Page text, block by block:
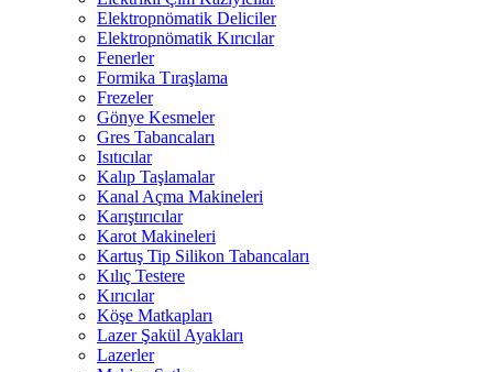
Elektropnömatik Deliciler
Elektropnömatik Kırıcılar
Fenerler
Formika Tıraşlama
Frezeler
Gönye Kesmeler
Gres Tabancaları
Isıtıcılar
Kalıp Taşlamalar
Kanal Açma Makineleri
Karıştırıcılar
Karot Makineleri
Kartuş Tip Silikon Tabancaları
Kılıç Testere
Kırıcılar
Köşe Matkapları
Lazer Şakül Ayakları
Lazerler